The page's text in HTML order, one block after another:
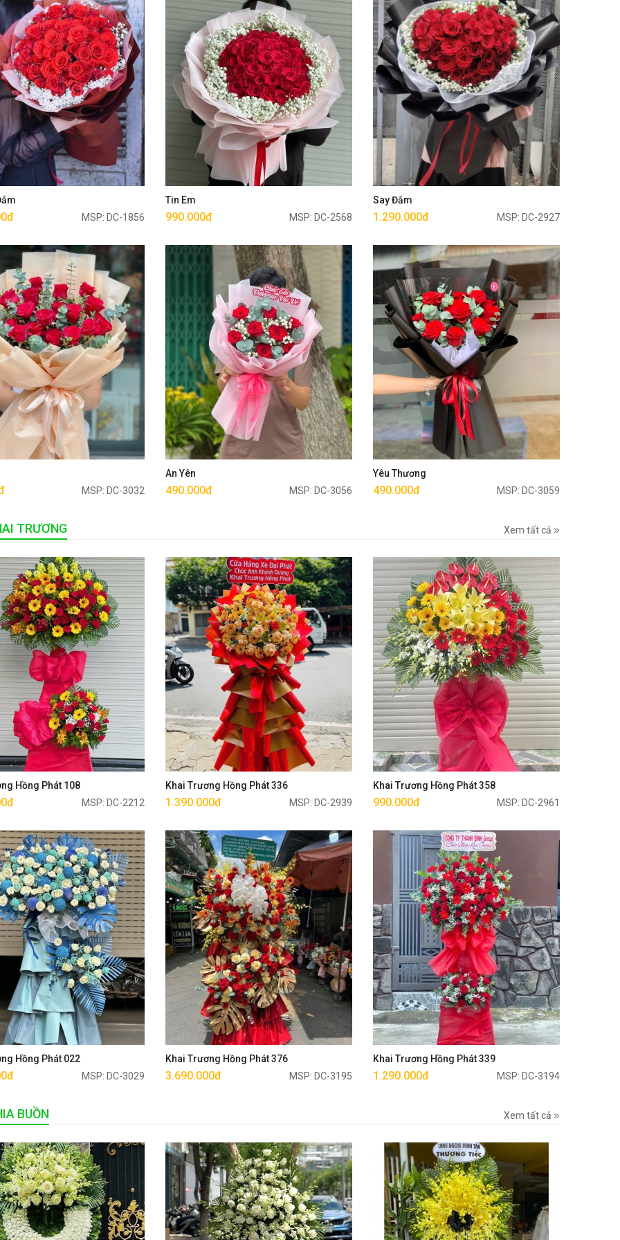
MSP: DC-1856
Mua ngay
Tin Em
990.000đ MSP: DC-2568
Mua ngay
Say Đắm
1.290.000đ MSP: DC-2927
Mua ngay
MSP: DC-3032
Mua ngay
An Yên
490.000đ MSP: DC-3056
Mua ngay
Yêu Thương
490.000đ MSP: DC-3059
Mua ngay
TRƯƠNG Xem tất cả
Hồng Phát 108
MSP: DC-2212
Mua ngay
Khai Trương Hồng Phát 336
1.390.000đ MSP: DC-2939
Mua ngay
Khai Trương Hồng Phát 358
990.000đ MSP: DC-2961
Mua ngay
Hồng Phát 022
MSP: DC-3029
Mua ngay
Khai Trương Hồng Phát 376
3.690.000đ MSP: DC-3195
Mua ngay
Khai Trương Hồng Phát 339
1.290.000đ MSP: DC-3194
Mua ngay
BUỒN Xem tất cả